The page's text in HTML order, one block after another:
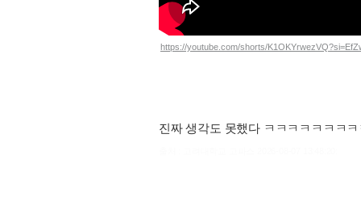
https://youtube.com/shorts/
진짜 생각도 못했다 ㅋㅋㅋㅋㅋㅋㅋ